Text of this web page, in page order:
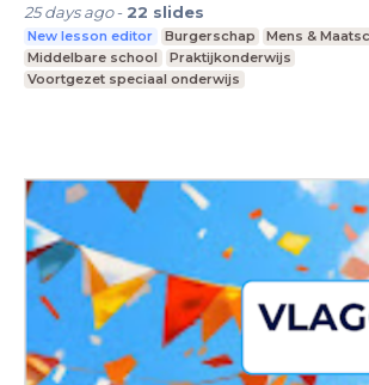
25 days ago- 22 slides
New lesson editor Burgerschap Mens &
Middelbare school
Praktijkonderwijs
Voortgezet speciaal onderwijs